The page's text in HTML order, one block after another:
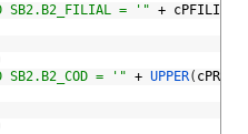
SB2.B2_FILIAL = '" + cPFILIAL
SB2.B2_COD = '" + UPPER(